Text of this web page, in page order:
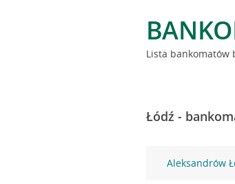
Lista bankomatów
Łódź -
Aleksandrów